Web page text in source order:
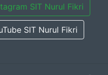
SIT Nurul Fikri
SIT Nurul Fikri